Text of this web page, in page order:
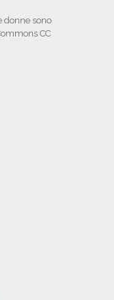
donne sono
CC